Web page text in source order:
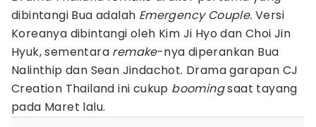
dibintangi Bua adalah Emergency Couple.Versi
Koreanya dibintangi oleh Kim Ji Hyo dan Choi Jin
Hyuk, sementara remake-nya diperankan Bua
Nalinthip dan Sean Jindachot. Drama garapan CJ
Creation Thailand ini cukup boomingsaat tayang
pada Maret lalu.